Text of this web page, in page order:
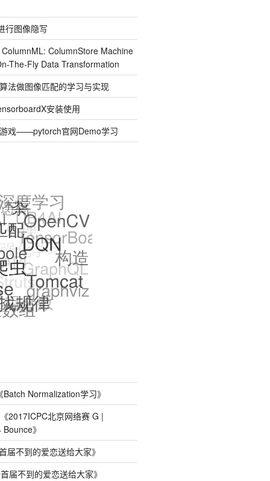
行图像隐写
ColumnStore Machine
The-Fly Data Transformation
法做图像匹配的学习与实现
安装使用
戏——pytorch官网Demo学习
Batch Normalization学习》
2017ICPC北京网络赛 G |
Bounce》
届不到的爱恋送给大家》
届不到的爱恋送给大家》